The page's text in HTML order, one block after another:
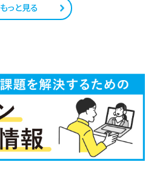
もっと見る